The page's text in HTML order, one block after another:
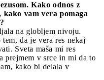
Kako odnos z
kako vam vera pomaga
na globljem nivoju.
da je vera res nekaj
Sveta maša mi res
prejmem v srce in mi da to
kako bi delala v